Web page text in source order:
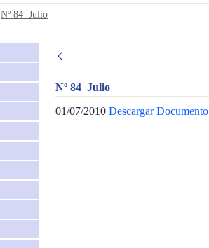
Nº 84 Julio
Nº 84 Julio
01/07/2010 Descargar Documento